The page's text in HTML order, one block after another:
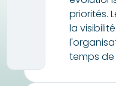
priorités.
la
temps de